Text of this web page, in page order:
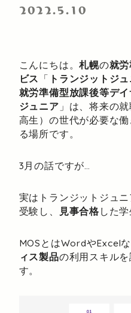
2022.5.10
こんにちは。札幌の就
ビス 「 トランジットジ
就労準備型放課後等デ
ジュニア 」は、将来の
高生）の世代が必要な
る場所です。
3月の話ですが…
実はトランジットジュ
受験し、
見事合格 した
MOSとはWordやExcel
ィス製品の利用スキル
す。